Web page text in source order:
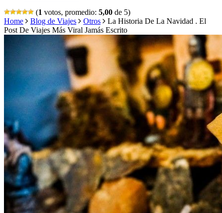
(1 votos, promedio: 5,00 de 5)
Home
Blog de Viajes Otros
La Historia De La Navidad . El
Post De Viajes Más Viral Jamás Escrito